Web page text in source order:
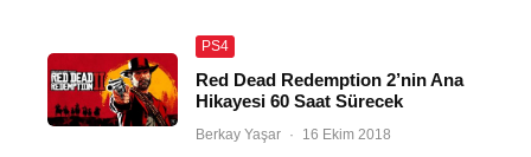
PS4
Red Dead Redemption 2’nin Ana
Hikayesi 60 Saat Sürecek
Berkay Yaşar · 16 Ekim 2018